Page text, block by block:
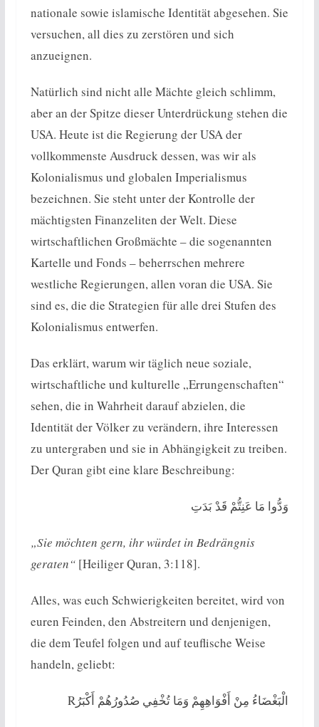
nationale sowie islamische Identität abgesehen. Sie
versuchen, all dies zu zerstören und sich
anzueignen.
Natürlich sind nicht alle Mächte gleich schlimm,
aber an der Spitze dieser Unterdrückung stehen die
USA. Heute ist die Regierung der USA der
vollkommenste Ausdruck dessen, was wir als
Kolonialismus und globalen Imperialismus
bezeichnen. Sie steht unter der Kontrolle der
mächtigsten Finanzeliten der Welt. Diese
wirtschaftlichen Großmächte – die sogenannten
Kartelle und Fonds – beherrschen mehrere
westliche Regierungen, allen voran die USA. Sie
sind es, die die Strategien für alle drei Stufen des
Kolonialismus entwerfen.
Das erklärt, warum wir täglich neue soziale,
wirtschaftliche und kulturelle „Errungenschaften“
sehen, die in Wahrheit darauf abzielen, die
Identität der Völker zu verändern, ihre Interessen
zu untergraben und sie in Abhängigkeit zu treiben.
Der Quran gibt eine klare Beschreibung:
وَدُّوا مَا عَنِتُّمْ قَدْ بَدَتِ
„Sie möchten gern, ihr würdet in Bedrängnis
geraten“[Heiliger Quran, 3:118].
Alles, was euch Schwierigkeiten bereitet, wird von
euren Feinden, den Abstreitern und denjenigen,
die dem Teufel folgen und auf teuflische Weise
handeln, geliebt:
Rالْبَغْضَاءُ مِنْ أَفْوَاهِهِمْ وَمَا تُخْفِي صُدُورُهُمْ أَكْبَرُ